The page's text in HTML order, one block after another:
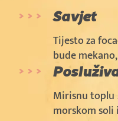
Savjet
Tijesto za
bude
Mirisnu toplu
morskom soli